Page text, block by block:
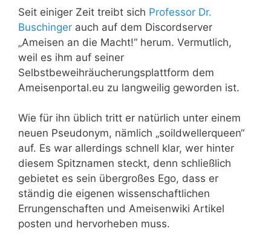
Seit einiger Zeit treibt sich Professor Dr.
Buschinger auch auf dem Discordserver
„Ameisen an die Macht!“ herum. Vermutlich,
weil es ihm auf seiner
Selbstbeweihräucherungsplattform dem
Ameisenportal.eu zu langweilig geworden ist.
Wie für ihn üblich tritt er natürlich unter einem
neuen Pseudonym, nämlich „soildwellerqueen“
auf. Es war allerdings schnell klar, wer hinter
diesem Spitznamen steckt, denn schließlich
gebietet es sein übergroßes Ego, dass er
ständig die eigenen wissenschaftlichen
Errungenschaften und Ameisenwiki Artikel
posten und hervorheben muss.